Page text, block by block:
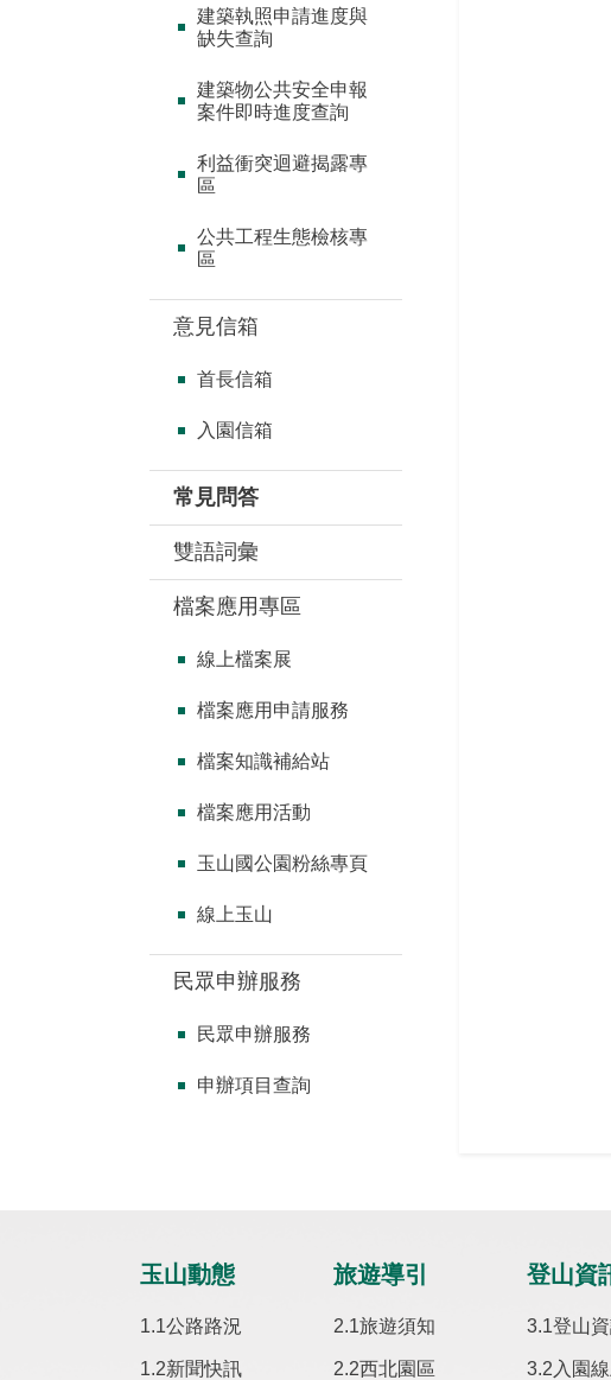
建築執照申請進度與
缺失查詢
建築物公共安全申報
案件即時進度查詢
利益衝突迴避揭露專
區
公共工程生態檢核專
區
意見信箱
首長信箱
入園信箱
常見問答
雙語詞彙
檔案應用專區
線上檔案展
檔案應用申請服務
檔案知識補給站
檔案應用活動
玉山國公園粉絲專頁
線上玉山
民眾申辦服務
民眾申辦服務
申辦項目查詢
玉山動態
公路路況
新聞快訊
旅遊導引
旅遊須知
西北園區
登山資
登山
入園